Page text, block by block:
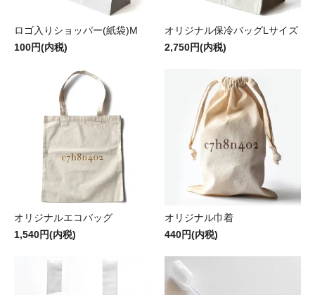
ロゴ入りショッパー(紙袋)M
100円(内税)
オリジナル保冷バッグLサイズ
2,750円(内税)
オリジナルエコバッグ
1,540円(内税)
オリジナル巾着
440円(内税)